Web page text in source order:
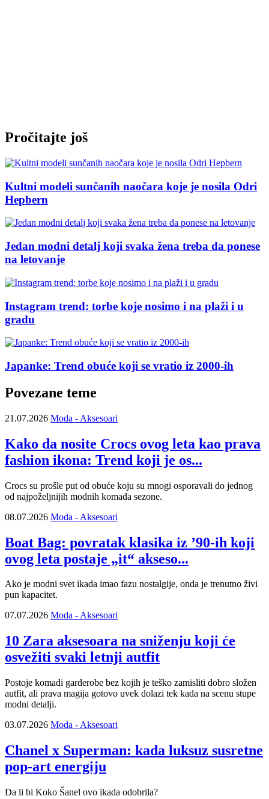
Pročitajte još
Kultni modeli sunčanih naočara koje je nosila Odri
Hepbern
Jedan modni detalj koji svaka žena treba da ponese
na letovanje
Instagram trend: torbe koje nosimo i na plaži i u
gradu
Japanke: Trend obuće koji se vratio iz 2000-ih
Povezane teme
21.07.2026 Moda - Aksesoari
Kako da nosite Crocs ovog leta kao prava
fashion ikona: Trend koji je os...
Crocs su prošle put od obuće koju su mnogi osporavali do jednog
od najpoželjnijih modnih komada sezone.
08.07.2026 Moda - Aksesoari
Boat Bag: povratak klasika iz ’90-ih koji
ovog leta postaje „it“ akseso...
Ako je modni svet ikada imao fazu nostalgije, onda je trenutno živi
pun kapacitet.
07.07.2026 Moda - Aksesoari
10 Zara aksesoara na sniženju koji će
osvežiti svaki letnji autfit
Postoje komadi garderobe bez kojih je teško zamisliti dobro složen
autfit, ali prava magija gotovo uvek dolazi tek kada na scenu stupe
modni detalji.
03.07.2026 Moda - Aksesoari
Chanel x Superman: kada luksuz susretne
pop-art energiju
Da li bi Koko Šanel ovo ikada odobrila?